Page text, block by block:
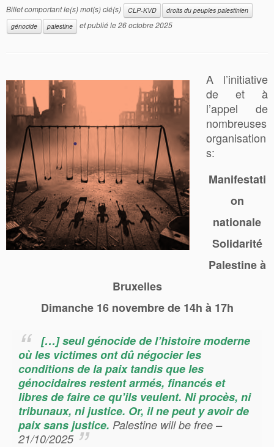
Billet comportant le(s) mot(s) clé(s) CLP-KVD
droits du peuples palestinien
génocide
palestine et publié le26 octobre 2025
A l’initiative
de et à
l’appel de
nombreuses
organisation
s:
Manifestati
on
nationale
Solidarité
Palestine à
Bruxelles
Dimanche 16 novembre de 14h à 17h
[…]seul génocide de l’histoire moderne
où les victimes ont dû négocier les
conditions de la paix tandis que les
génocidaires restent armés, financés et
libres de faire ce qu’ils veulent. Ni procès, ni
tribunaux, ni justice. Or, il ne peut y avoir de
paix sans justice. Palestine will be free –
21/10/2025